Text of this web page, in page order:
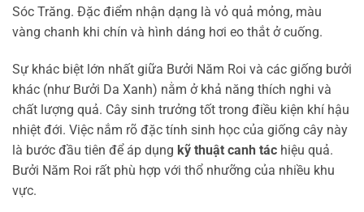
Sóc Trăng. Đặc điểm nhận dạng là vỏ quả mỏng, màu
vàng chanh khi chín và hình dáng hơi eo thắt ở cuống.
Sự khác biệt lớn nhất giữa Bưởi Năm Roi và các giống bưởi
khác (như Bưởi Da Xanh) nằm ở khả năng thích nghi và
chất lượng quả. Cây sinh trưởng tốt trong điều kiện khí hậu
nhiệt đới. Việc nắm rõ đặc tính sinh học của giống cây này
là bước đầu tiên để áp dụng kỹ thuật canh tác hiệu quả.
Bưởi Năm Roi rất phù hợp với thổ nhưỡng của nhiều khu
vực.